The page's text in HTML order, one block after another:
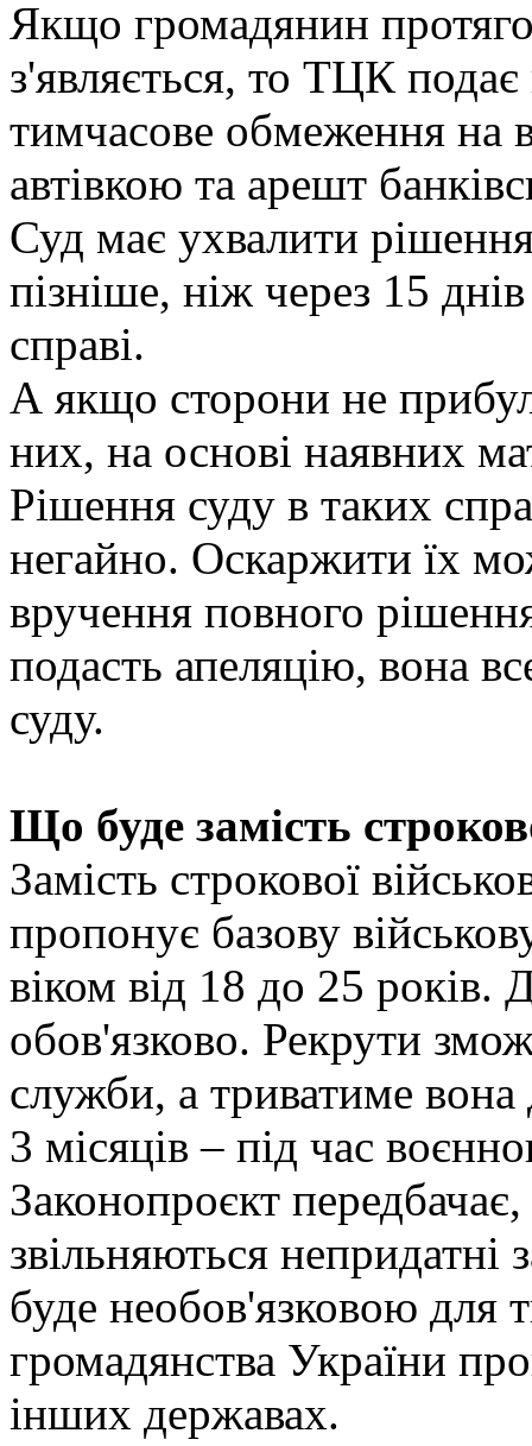
Якщо громадянин
з'являється, то ТЦК
тимчасове обмеження на
автівкою та арешт
Суд має ухвалити
пізніше, ніж через 15
справі.
А якщо сторони не
них, на основі наявних
Рішення суду в таких
негайно. Оскаржити їх
вручення повного
подасть апеляцію, вона
суду.
Що буде замість
Замість строкової
пропонує базову
віком від 18 до 25 років.
обов'язково. Рекрути
служби, а триватиме
3 місяців – під час
Законопроєкт
звільняються
буде необов'язковою для
громадянства України
інших державах.